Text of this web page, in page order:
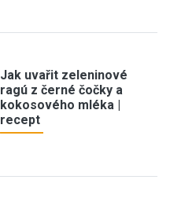
Jak uvařit zeleninové
ragú z černé čočky a
kokosového mléka |
recept